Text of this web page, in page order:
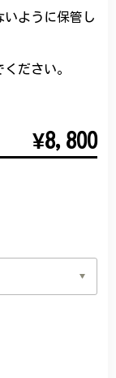
ように保管し
ださい。
¥8,800